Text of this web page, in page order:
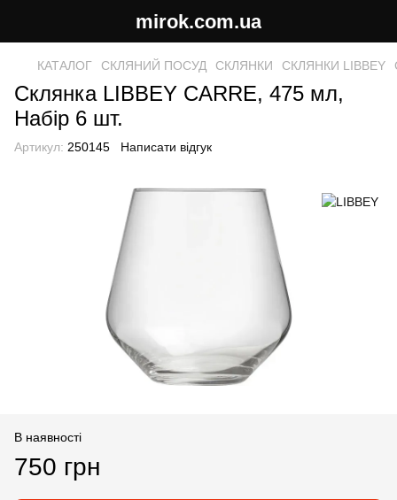
mirok.com.ua
КАТАЛОГ СКЛЯНИЙ ПОСУД СКЛЯНКИ СКЛЯНКИ LIBBEY
Склянка LIBBEY CARRE, 475 мл,
Набір 6 шт.
Артикул: 250145 Написати відгук
В наявності
750 грн